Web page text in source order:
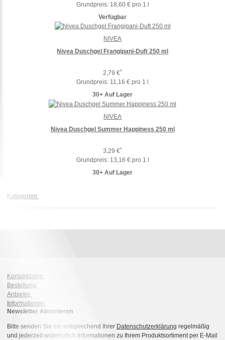
Grundpreis: 18,60 € pro 1 l
Verfügbar
Nivea Duschgel Frangipani-Duft 250 ml
2,79 €*
Grundpreis: 11,16 € pro 1 l
30+ Auf Lager
NIVEA
Nivea Duschgel Summer Happiness 250 ml
3,29 €*
Grundpreis: 13,16 € pro 1 l
30+ Auf Lager
NIVEA
Kategorien
Kontaktdaten
Bestellung
Anbieter
Informationen
Newsletter Abonnieren
Bitte senden Sie mir entsprechend Ihrer Datenschutzerklärung regelmäßig
und jederzeit widerruflich Informationen zu Ihrem Produktsortiment per E-Mail